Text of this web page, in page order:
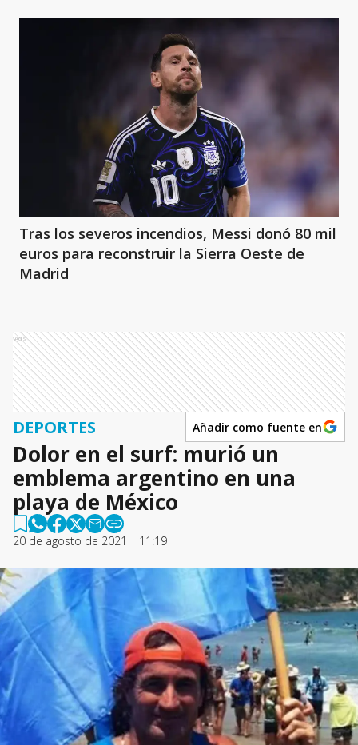
Tras los severos incendios, Messi donó 80 mil
euros para reconstruir la Sierra Oeste de
Madrid
Ads
DEPORTES Añadir como fuente en
Dolor en el surf: murió un
emblema argentino en una
playa de México
20 de agosto de 2021 | 11:19